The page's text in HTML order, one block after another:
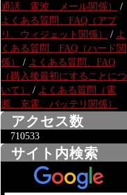
通話、電波、メール関係）
/
よくある質問、FAQ（アプ
リ、ウィジェット関係）
/ よ
くある質問、FAQ（ハード関
係）
/ よくある質問、FAQ
（購入後最初にすることにつ
いて）
/ よくある質問（電
源、充電、バッテリ関係）
アクセス数
710533
サイト内検索